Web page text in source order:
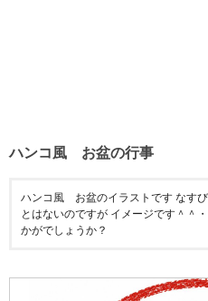
ハンコ風 お盆の行事
ハンコ風 お盆のイラストです なす
とはないのですが イメージです＾＾
かがでしょうか？